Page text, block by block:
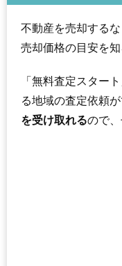
不動産を売却する
売却価格の目安を知
「無料査定スター
る地域の査定依頼が
を受け取れるので、